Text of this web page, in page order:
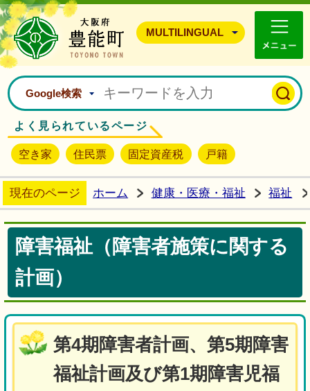
豊能町ホームページ
MULTILINGUAL
Google検索
よく見られているページ
空き家 住民票 固定資産税 戸籍
現在のページ ホーム 健康・医療・福祉 福祉
障害福祉（障害者施策に関する
計画）
第4期障害者計画、第5期障害
福祉計画及び第1期障害児福